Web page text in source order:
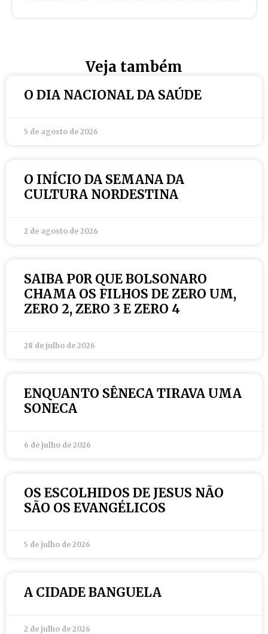
Veja também
O DIA NACIONAL DA SAÚDE
5 de agosto de 2026
O INÍCIO DA SEMANA DA
CULTURA NORDESTINA
2 de agosto de 2026
SAIBA P0R QUE BOLSONARO
CHAMA OS FILHOS DE ZERO UM,
ZERO 2, ZERO 3 E ZERO 4
28 de julho de 2026
ENQUANTO SÊNECA TIRAVA UMA
SONECA
6 de julho de 2026
OS ESCOLHIDOS DE JESUS NÃO
SÃO OS EVANGÉLICOS
5 de julho de 2026
A CIDADE BANGUELA
2 de julho de 2026